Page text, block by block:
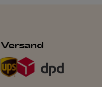
Versand